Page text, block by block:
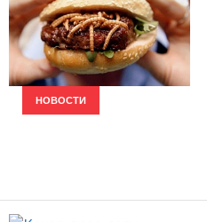
НОВОСТИ